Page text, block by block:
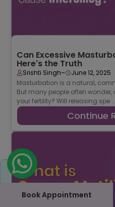
Can Excessive
Here's the Truth
Srishti Singh-
June 12, 2025
Masturbation is a natural,
But many people often
your fertility? Will releasing spe ...
Continue
Book Appointment